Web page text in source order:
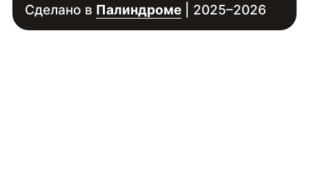
Сделано в Палиндроме| 2025–2026